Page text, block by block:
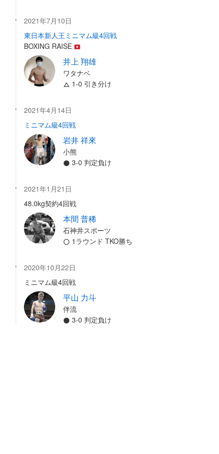
2021年7月10日
東日本新人王ミニマム級4回戦
BOXING RAISE
井上 翔雄
ワタナベ
1-0 引き分け
2021年4月14日
ミニマム級4回戦
岩井 祥來
小熊
3-0 判定負け
2021年1月21日
48.0kg契約4回戦
本間 普稀
石神井スポーツ
1ラウンド TKO勝ち
2020年10月22日
ミニマム級4回戦
平山 力斗
伴流
3-0 判定負け